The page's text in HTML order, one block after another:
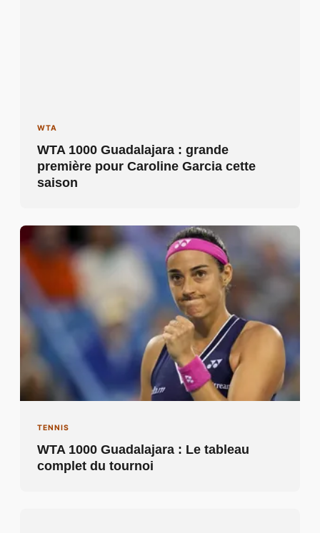
WTA
WTA 1000 Guadalajara : grande
première pour Caroline Garcia cette
saison
TENNIS
WTA 1000 Guadalajara : Le tableau
complet du tournoi